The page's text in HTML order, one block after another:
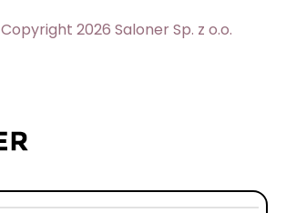
Copyright 2026 Saloner Sp. z o.o.